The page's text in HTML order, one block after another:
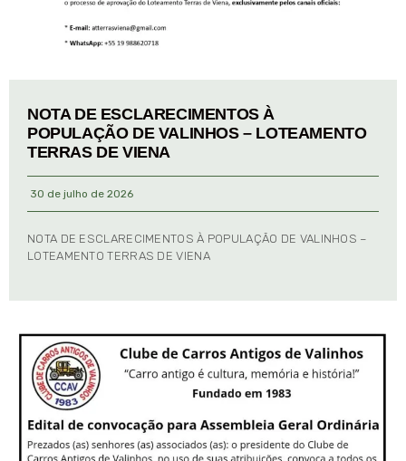
NOTA DE ESCLARECIMENTOS À
POPULAÇÃO DE VALINHOS – LOTEAMENTO
TERRAS DE VIENA
30 de julho de 2026
NOTA DE ESCLARECIMENTOS À POPULAÇÃO DE VALINHOS –
LOTEAMENTO TERRAS DE VIENA